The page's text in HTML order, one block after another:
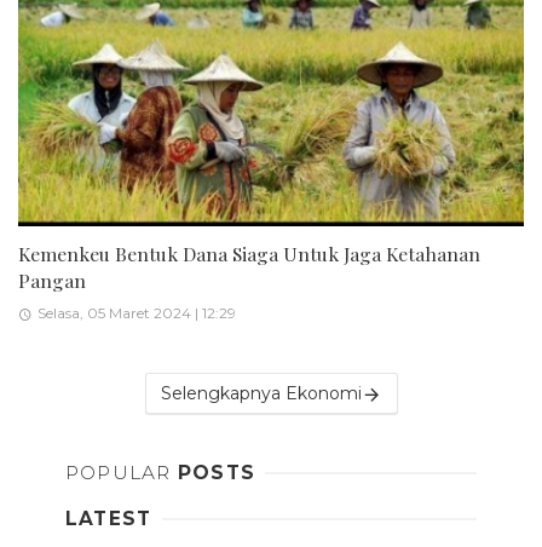
Kemenkeu Bentuk Dana Siaga Untuk Jaga Ketahanan
Pangan
Selasa, 05 Maret 2024 | 12:29
Selengkapnya Ekonomi
POPULAR POSTS
LATEST